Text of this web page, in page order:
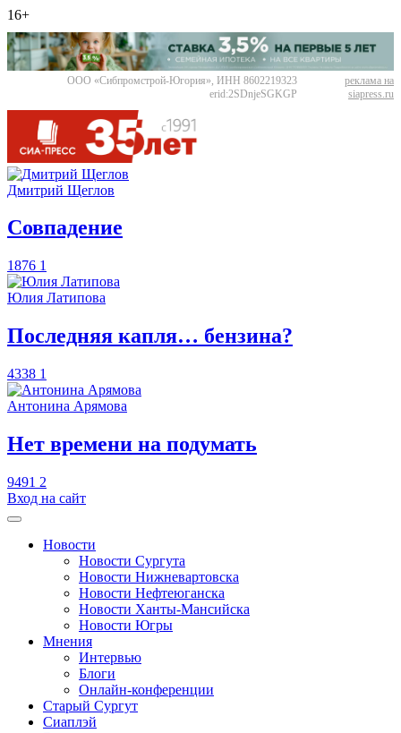
16+
ООО «Сибпромстрой-Югория», ИНН 8602219323
erid:2SDnjeSGKGP
реклама на
siapress.ru
Дмитрий Щеглов
​Совпадение
1876 1
Юлия Латипова
​Последняя капля… бензина?
4338 1
Антонина Арямова
​Нет времени на подумать
9491 2
Вход на сайт
Новости
Новости Сургута
Новости Нижневартовска
Новости Нефтеюганска
Новости Ханты-Мансийска
Новости Югры
Мнения
Интервью
Блоги
Онлайн-конференции
Старый Сургут
Сиаплэй